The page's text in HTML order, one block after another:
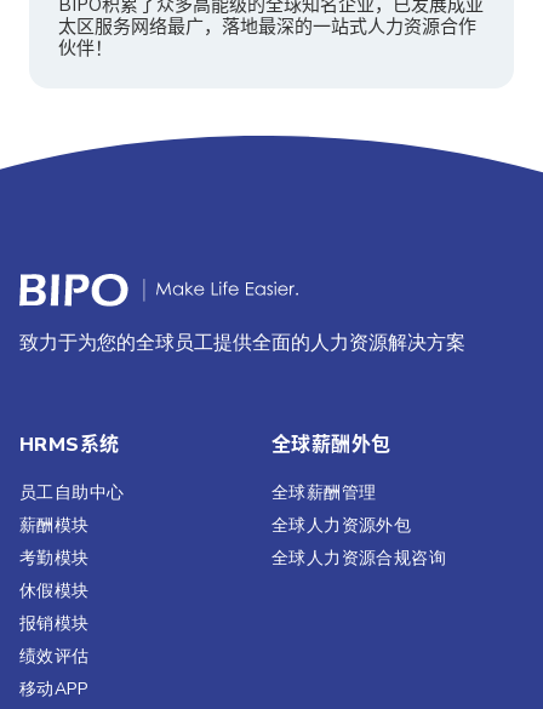
太区服务网络最广，落地最深的一站式人力资源合作
伙伴！
致力于为您的全球员工提供全面的人力资源解决方案
HRMS系统
员工自助中心
薪酬模块
考勤模块
休假模块
报销模块
绩效评估​
移动APP
全球薪酬外包
全球薪酬管理
全球人力资源外包
全球人力资源合规咨询